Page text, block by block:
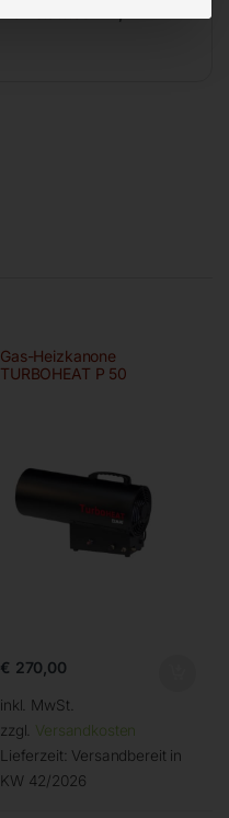
Gas-Heizkanone
TURBOHEAT P 50
€ 270,00
inkl. MwSt.
zzgl. Versandkosten
Lieferzeit: Versandbereit in
KW 42/2026